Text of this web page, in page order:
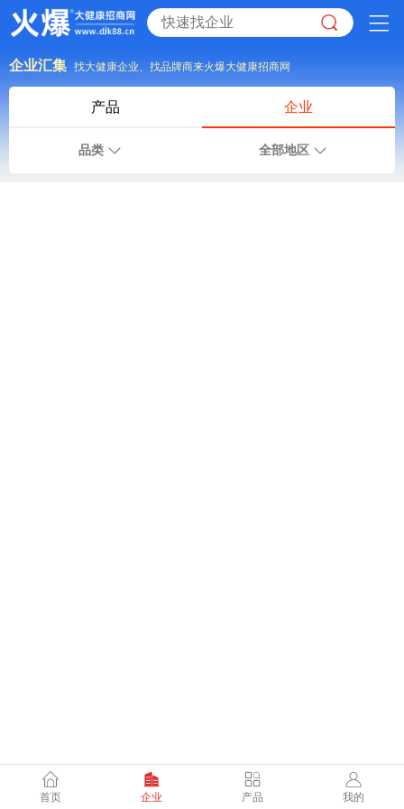
企业汇集 找大健康企业、找品牌商来火爆大健康招商网
产品 企业
品类 全部地区
首页 企业 产品 我的